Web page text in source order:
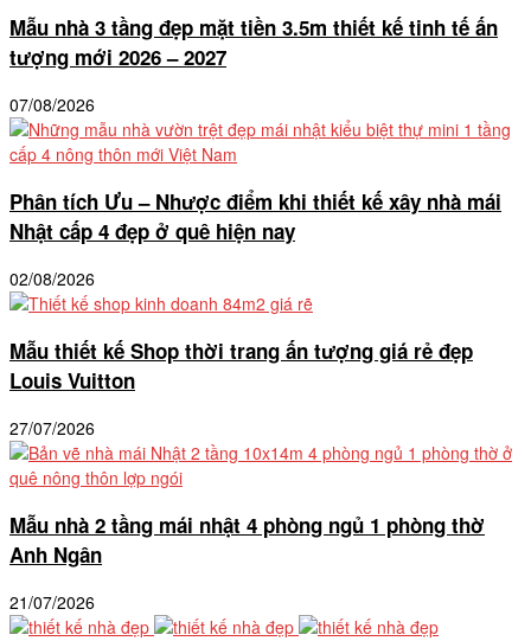
Mẫu nhà 3 tầng đẹp mặt tiền 3.5m thiết kế tinh tế ấn
tượng mới 2026 – 2027
07/08/2026
Phân tích Ưu – Nhược điểm khi thiết kế xây nhà mái
Nhật cấp 4 đẹp ở quê hiện nay
02/08/2026
Mẫu thiết kế Shop thời trang ấn tượng giá rẻ đẹp
Louis Vuitton
27/07/2026
Mẫu nhà 2 tầng mái nhật 4 phòng ngủ 1 phòng thờ
Anh Ngân
21/07/2026